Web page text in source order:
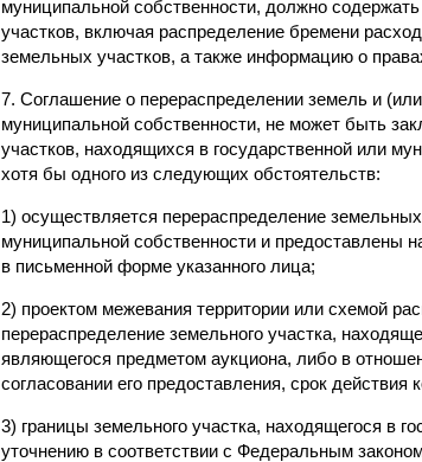
муниципальной собственности, должно
участков, включая распределение бремени
земельных участков, а также информацию о
7. Соглашение о перераспределении земель и
муниципальной собственности, не может быть
участков, находящихся в государственной или
хотя бы одного из следующих обстоятельств:
1) осуществляется перераспределение
муниципальной собственности и предоставлены
в письменной форме указанного лица;
2) проектом межевания территории или схемой
перераспределение земельного участка,
являющегося предметом аукциона, либо в
согласовании его предоставления, срок действия
3) границы земельного участка, находящегося в
уточнению в соответствии с Федеральным